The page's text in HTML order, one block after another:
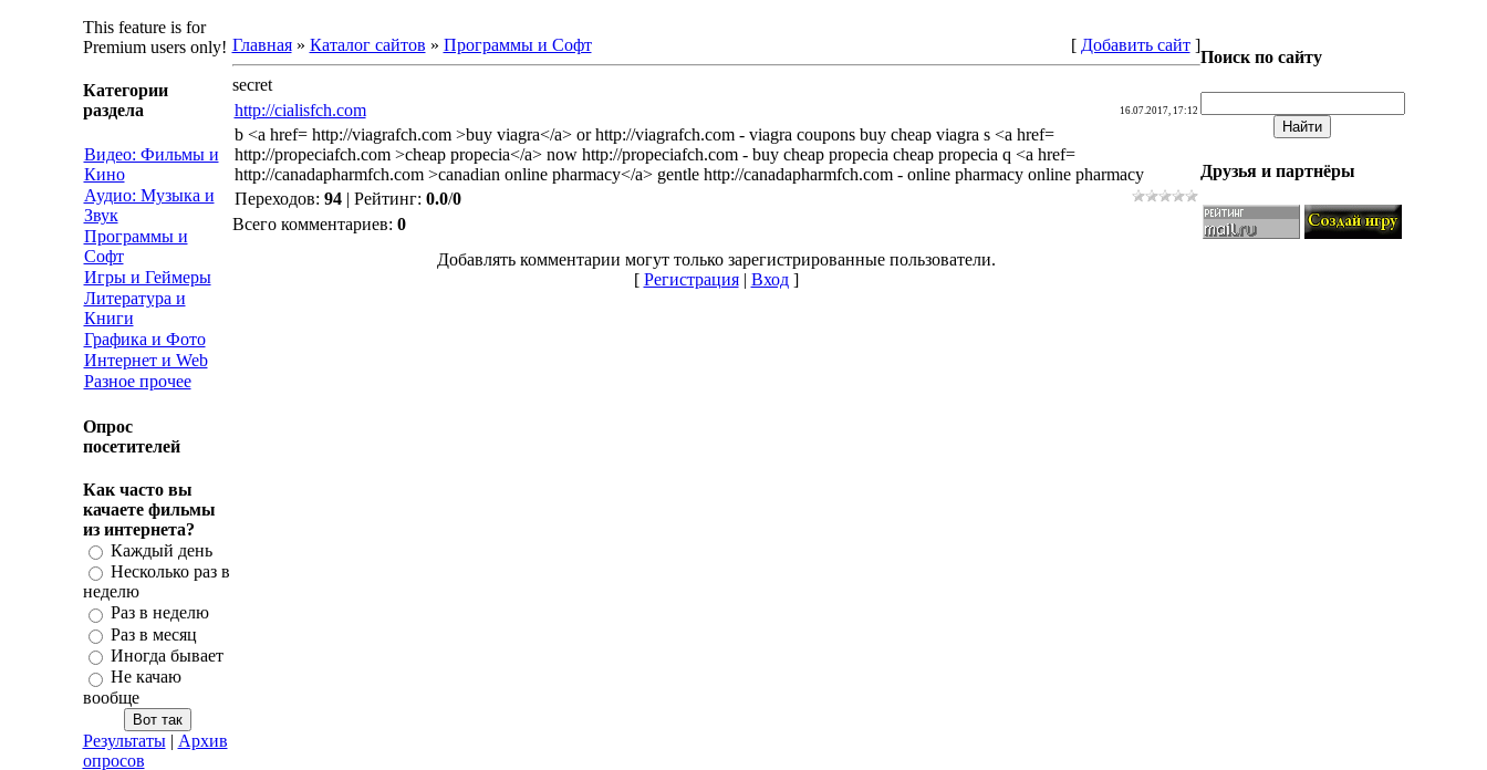
This feature is for
Premium users only!
Категории
раздела
Видео: Фильмы и
Кино
Аудио: Музыка и
Звук
Программы и
Софт
Игры и Геймеры
Литература и
Книги
Графика и Фото
Интернет и Web
Разное прочее
Опрос
посетителей
Как часто вы
качаете фильмы
из интернета?
Каждый день
Несколько раз в
неделю
Раз в неделю
Раз в месяц
Иногда бывает
Не качаю
вообще
Результаты| Архив
опросов
Главная» Каталог сайтов » Программы и Софт [ Добавить сайт]
secret
http://cialisfch.com
16.07.2017, 17:12
b <a href= http://viagrafch.com >buy viagra</a> or http://viagrafch.com - viagra coupons buy cheap viagra s <a href=
http://propeciafch.com >cheap propecia</a> now http://propeciafch.com - buy cheap propecia cheap propecia q <a href=
http://canadapharmfch.com >canadian online pharmacy</a> gentle http://canadapharmfch.com - online pharmacy online pharmacy
Переходов: 94| Рейтинг: 0.0/0
Всего комментариев: 0
Добавлять комментарии могут только зарегистрированные пользователи.
[ Регистрация| Вход]
Поиск по сайту
Друзья и партнёры